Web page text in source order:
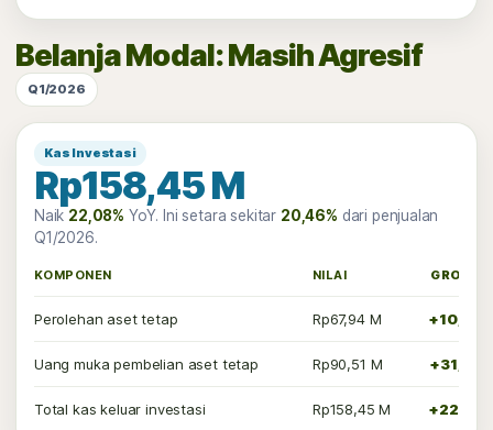
Belanja Modal: Masih Agresif
Q1/2026
Kas Investasi
Rp158,45 M
Naik 22,08% YoY. Ini setara sekitar 20,46% dari penjualan
Q1/2026.
KOMPONEN NILAI
Perolehan aset tetap Rp67,94 M
Uang muka pembelian aset tetap Rp90,51 M
Total kas keluar investasi Rp158,45 M